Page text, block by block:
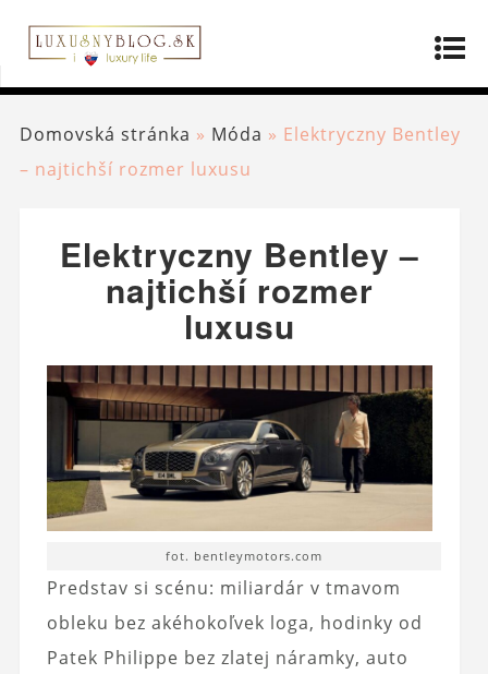
Domovská stránka » Móda » Elektryczny Bentley
– najtichší rozmer luxusu
Elektryczny Bentley –
najtichší rozmer
luxusu
fot. bentleymotors.com
Predstav si scénu: miliardár v tmavom
obleku bez akéhokoľvek loga, hodinky od
Patek Philippe bez zlatej náramky, auto